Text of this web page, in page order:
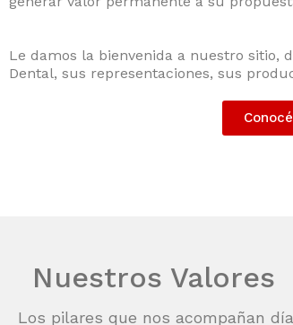
Le damos la bienvenida a nuestro sitio,
Dental, sus representaciones, sus
Nuestros Valores
Los pilares que nos acompañan